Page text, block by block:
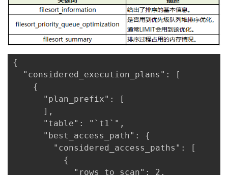
{
  "considered_execution_plans": [
    {
      "plan_prefix": [
      ],
      "table": "`t1`",
      "best_access_path": {
        "considered_access_paths": [
          {
            "rows_to_scan": 2,